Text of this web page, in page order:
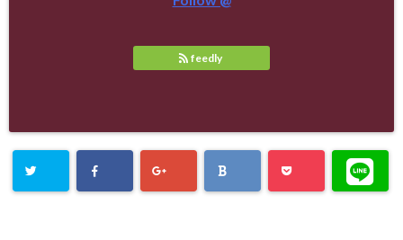
feedly